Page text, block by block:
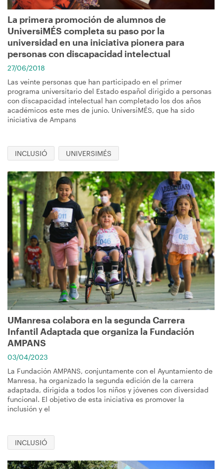
La primera promoción de alumnos de
UniversiMÉS completa su paso por la
universidad en una iniciativa pionera para
personas con discapacidad intelectual
27/06/2018
Las veinte personas que han participado en el primer
programa universitario del Estado español dirigido a personas
con discapacidad intelectual han completado los dos años
académicos este mes de junio. UniversiMÉS, que ha sido
iniciativa de Ampans
INCLUSIÓ UNIVERSIMÉS
Imagen
UManresa colabora en la segunda Carrera
Infantil Adaptada que organiza la Fundación
AMPANS
03/04/2023
La Fundación AMPANS, conjuntamente con el Ayuntamiento de
Manresa, ha organizado la segunda edición de la carrera
adaptada, dirigida a todos los niños y jóvenes con diversidad
funcional. El objetivo de esta iniciativa es promover la
inclusión y el
INCLUSIÓ